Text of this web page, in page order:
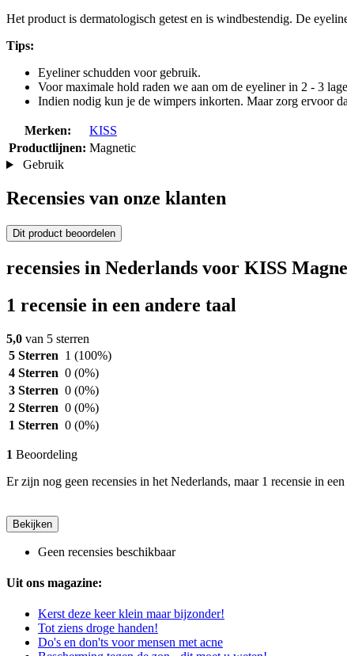
Het product is dermatologisch getest en is windbestendig. De
Tips:
Eyeliner schudden voor gebruik.
Voor maximale hold raden we aan om de eyeliner in 2 - 3
Indien nodig kun je de wimpers inkorten. Maar zorg ervoor
Merken:
KISS
Productlijnen: Magnetic
Gebruik
Recensies van onze klanten
Dit product beoordelen
recensies in Nederlands voor KISS
1 recensie in een andere taal
5,0 van 5 sterren
5 Sterren 1 (100%)
4 Sterren 0 (0%)
3 Sterren 0 (0%)
2 Sterren 0 (0%)
1 Sterren 0 (0%)
1 Beoordeling
Er zijn nog geen recensies in het Nederlands, maar 1 recensie in een
Bekijken
Geen recensies beschikbaar
Uit ons magazine:
Kerst deze keer klein maar bijzonder!
Tot ziens droge handen!
Do's en don'ts voor mensen met acne